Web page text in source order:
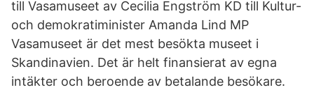
till Vasamuseet av Cecilia Engström KD till Kultur-
och demokratiminister Amanda Lind MP
Vasamuseet är det mest besökta museet i
Skandinavien. Det är helt finansierat av egna
intäkter och beroende av betalande besökare.